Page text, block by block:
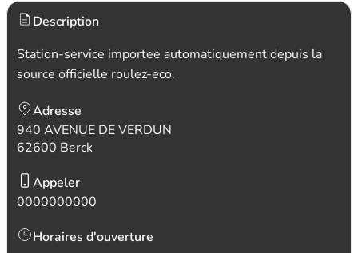
Description
Station-service importee automatiquement depuis la
source officielle roulez-eco.
Adresse
940 AVENUE DE VERDUN
62600 Berck
Appeler
0000000000
Horaires d'ouverture